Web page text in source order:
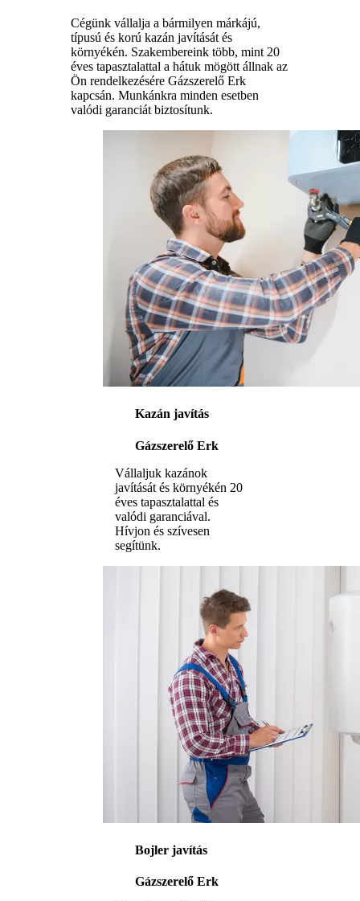
Cégünk vállalja a bármilyen márkájú,
típusú és korú kazán javítását és
környékén. Szakembereink több, mint 20
éves tapasztalattal a hátuk mögött állnak az
Ön rendelkezésére Gázszerelő Erk
kapcsán. Munkánkra minden esetben
valódi garanciát biztosítunk.
Kazán javítás
Gázszerelő Erk
Vállaljuk kazánok
javítását és környékén 20
éves tapasztalattal és
valódi garanciával.
Hívjon és szívesen
segítünk.
Bojler javítás
Gázszerelő Erk